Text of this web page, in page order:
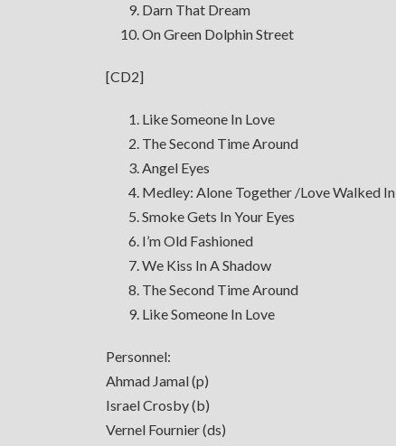
Darn That Dream
On Green Dolphin Street
[CD2]
Like Someone In Love
The Second Time Around
Angel Eyes
Medley: Alone Together /Love Walked In
Smoke Gets In Your Eyes
I’m Old Fashioned
We Kiss In A Shadow
The Second Time Around
Like Someone In Love
Personnel:
Ahmad Jamal (p)
Israel Crosby (b)
Vernel Fournier (ds)